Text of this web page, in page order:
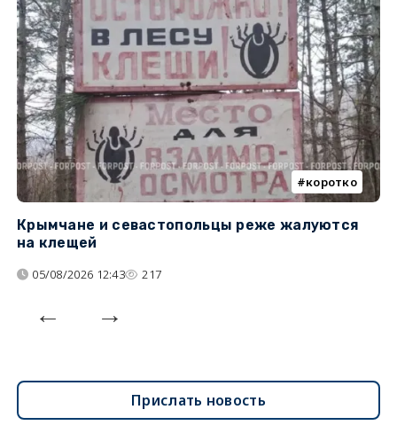
коротко
Крымчане и севастопольцы реже жалуются
на клещей
05/08/2026 12:43 217
Прислать новость